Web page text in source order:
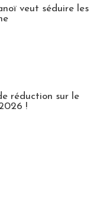
veut séduire les
réduction sur le
!